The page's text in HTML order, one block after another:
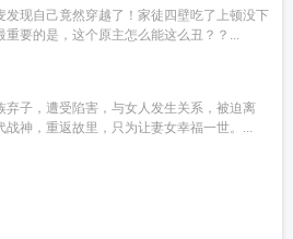
发现自己竟然穿越了！家徒四壁吃了上顿没下
重要的是，这个原主怎么能这么丑？？...
弃子，遭受陷害，与女人发生关系，被迫离
战神，重返故里，只为让妻女幸福一世。...